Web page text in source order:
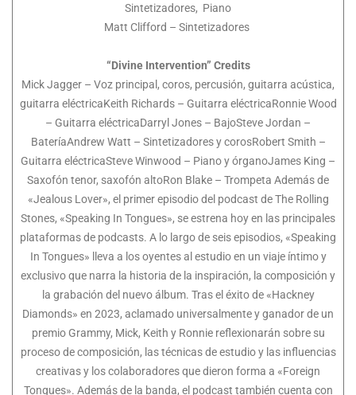
Sintetizadores, Piano
Matt Clifford – Sintetizadores
“Divine Intervention” Credits
Mick Jagger – Voz principal, coros, percusión, guitarra acústica,
guitarra eléctricaKeith Richards – Guitarra eléctricaRonnie Wood
– Guitarra eléctricaDarryl Jones – BajoSteve Jordan –
BateríaAndrew Watt – Sintetizadores y corosRobert Smith –
Guitarra eléctricaSteve Winwood – Piano y órganoJames King –
Saxofón tenor, saxofón altoRon Blake – Trompeta Además de
«Jealous Lover», el primer episodio del podcast de The Rolling
Stones, «Speaking In Tongues», se estrena hoy en las principales
plataformas de podcasts. A lo largo de seis episodios, «Speaking
In Tongues» lleva a los oyentes al estudio en un viaje íntimo y
exclusivo que narra la historia de la inspiración, la composición y
la grabación del nuevo álbum. Tras el éxito de «Hackney
Diamonds» en 2023, aclamado universalmente y ganador de un
premio Grammy, Mick, Keith y Ronnie reflexionarán sobre su
proceso de composición, las técnicas de estudio y las influencias
creativas y los colaboradores que dieron forma a «Foreign
Tongues». Además de la banda, el podcast también cuenta con